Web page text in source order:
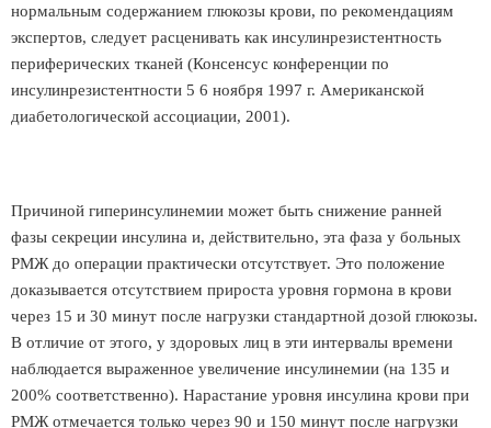
нормальным содержанием глюкозы крови, по рекомендациям
экспертов, следует расценивать как инсулинрезистентность
периферических тканей (Консенсус конференции по
инсулинрезистентности 5 6 ноября 1997 г. Американской
диабетологической ассоциации, 2001).
Причиной гиперинсулинемии может быть снижение ранней
фазы секреции инсулина и, действительно, эта фаза у больных
РМЖ до операции практически отсутствует. Это положение
доказывается отсутствием прироста уровня гормона в крови
через 15 и 30 минут после нагрузки стандартной дозой глюкозы.
В отличие от этого, у здоровых лиц в эти интервалы времени
наблюдается выраженное увеличение инсулинемии (на 135 и
200% соответственно). Нарастание уровня инсулина крови при
РМЖ отмечается только через 90 и 150 минут после нагрузки